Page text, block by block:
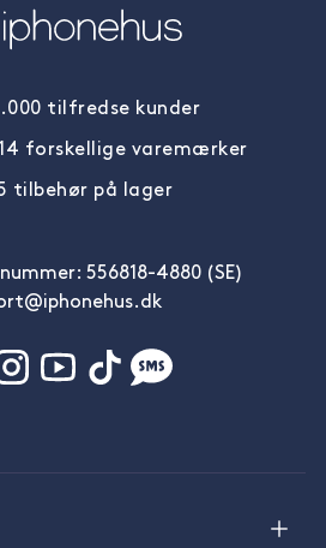
tilfredse kunder
forskellige varemærker
tilbehør på lager
556818-4880 (SE)